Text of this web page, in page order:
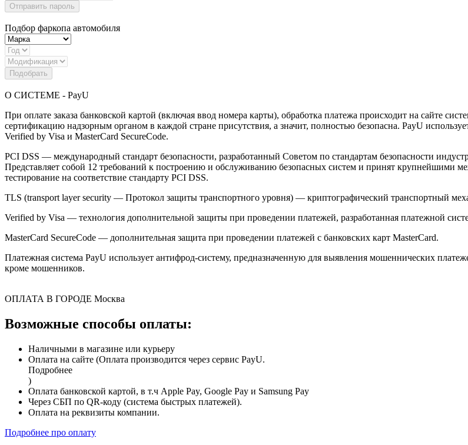
Отправить пароль
Подбор фаркопа автомобиля
Подобрать
О СИСТЕМЕ - PayU
При оплате заказа банковской картой (включая ввод номера карты), обработка платежа происходит на сайте
сертификацию надзорным органом в каждой стране присутствия, а значит, полностью безопасна. PayU
Verified by Visa и MasterCard SecureCode.
PCI DSS — международный стандарт безопасности, разработанный Советом по стандартам безопасности
Представляет собой 12 требований к построению и обслуживанию безопасных систем и принят крупнейшими
тестирование на соответствие стандарту PCI DSS.
TLS (transport layer security — Протокол защиты транспортного уровня) — криптографический транспортный
Verified by Visa — технология дополнительной защиты при проведении платежей, разработанная платежной
MasterCard SecureCode — дополнительная защита при проведении платежей с банковских карт MasterCard.
Платежная система PayU использует антифрод-систему, предназначенную для выявления мошеннических
кроме мошенников.
ОПЛАТА В ГОРОДЕ Москва
Возможные способы оплаты:
Наличными в магазине или курьеру
Оплата на сайте (Оплата производится через сервис PayU.
Подробнее
)
Оплата банковской картой, в т.ч Apple Pay, Google Pay и Samsung Pay
Через СБП по QR-коду (система быстрых платежей).
Оплата на реквизиты компании.
Подробнее про оплату